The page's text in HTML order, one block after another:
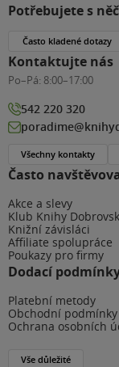
Často
Akce a slevy
Klub Knihy
Knižní závisláci
Affiliate spolupráce
Poukazy pro firmy
Dodací
Platební metody
Obchodní podmínky
Ochrana osobních
Vše důležité
Potřebujete s
Často kladené dotazy
Kontaktujte nás
Po–Pá: 8:00–17:00
542 220 320
Všechny kontakty